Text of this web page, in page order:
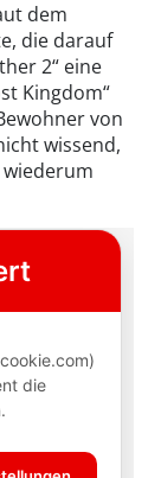
dem
die darauf
2“ eine
Kingdom“
von
wissend,